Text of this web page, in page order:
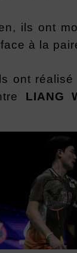
ils ont
à la
ont
LIANG